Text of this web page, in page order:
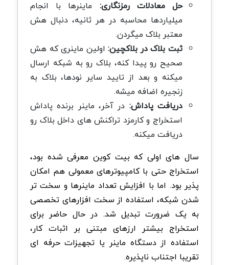
حل معادلات رمزنگاری: ماینرها با انجام
میلیاردها محاسبه در هر ثانیه، دنبال هش
معتبر بلاک میگردن.
ثبت بلاک در بلاکچین: اولین ماینری که هش
صحیح رو پیدا کنه، بلاک رو به شبکه ارسال
میکنه و بعد از تایید سایر نودها، بلاک به
زنجیره اضافه میشه.
دریافت پاداش: در آخر، ماینر برنده پاداش
استخراج و کارمزد تراکنش های داخل بلاک رو
دریافت میکنه.
سال های اولی که بیت کوین معرفی شده بود،
استخراج حتی با کامپیوترهای معمولی هم امکان
پذیر بود. اما با افزایش تعداد ماینرها و سخت تر
شدن شبکه، استفاده از سخت افزارهای تخصصی
به یک ضرورت تبدیل شد. در حال حاضر برای
استخراج بیشتر ارزهای مبتنی بر اثبات کار،
استفاده از دستگاه ماینر یا تجهیزات حرفه ای
تقریبا اجتناب ناپذیره.